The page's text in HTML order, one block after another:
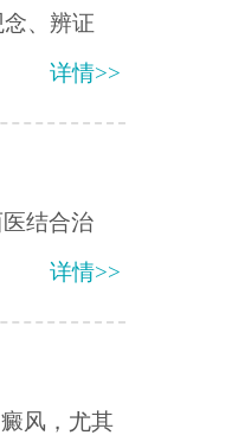
、辨证
详情>>
结合治
详情>>
风，尤其